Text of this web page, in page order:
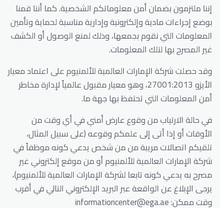
إننا ملتزمون بضمان أمن معلوماتكم الشخصية. كما أننا قمنا
بوضع إجراءات مادية وإلكترونية وإدارية مناسبة لحماية وتأمين
المعلومات التي نقوم بجمعها، وذلك لمنع الوصول أو الكشف
غير المصرح بها لتلك المعلومات.
وقد حصلت شركة الإمارات العالمية للألمنيوم على اعتماد معيار
الأيزو 27001:2013، وهو معيار مقبول عالمياً لإدارة مخاطر
أمن المعلومات التي تحتفظ بها جهة ما.
في حالة الارتياب من وقوع عارض أمني في أي وقت من
الأوقات أو إذا أتى إلى علمكم وقوعه (على سبيل المثال،
تلقيكم اتصالات مريبة من من شخص يدعي كونه موظفاً في
شركة الإمارات العالمية للألمنيوم أو من موقع إلكتروني غير
مصرح به يدعي كونه تابعا لشركة الإمارات العالمية للألمنيوم)،
يرجى الإبلاغ عن الواقعة عبر البريد الإلكتروني التالي في أقرب
وقت ممكن: informationcenter@ega.ae